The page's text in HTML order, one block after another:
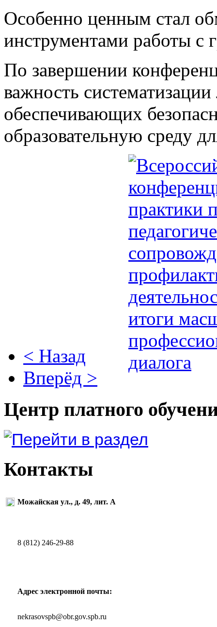
Особенно ценным стал
инструментами работы с
По завершении
важность
обеспечивающих
образовательную среду
< Назад
Вперёд >
Центр платного
Контакты
Можайская ул., д. 49, лит. А
8 (812) 246-29-88
Адрес электронной почты:
nekrasovspb@obr.gov.spb.ru